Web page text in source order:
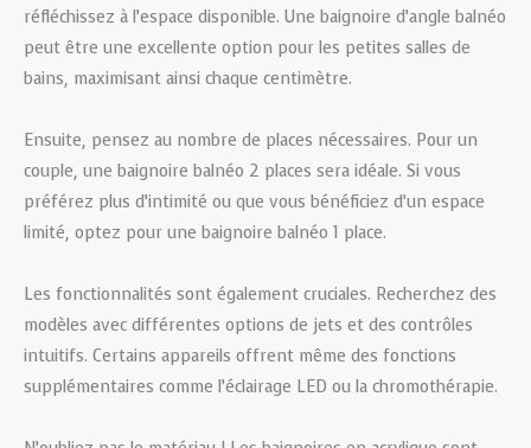
réfléchissez à l’espace disponible. Une baignoire d’angle balnéo
peut être une excellente option pour les petites salles de
bains, maximisant ainsi chaque centimètre.
Ensuite, pensez au nombre de places nécessaires. Pour un
couple, une baignoire balnéo 2 places sera idéale. Si vous
préférez plus d’intimité ou que vous bénéficiez d’un espace
limité, optez pour une baignoire balnéo 1 place.
Les fonctionnalités sont également cruciales. Recherchez des
modèles avec différentes options de jets et des contrôles
intuitifs. Certains appareils offrent même des fonctions
supplémentaires comme l’éclairage LED ou la chromothérapie.